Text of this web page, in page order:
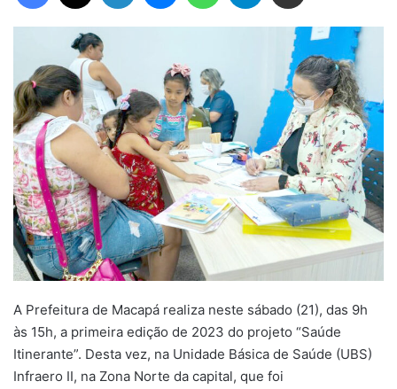
A Prefeitura de Macapá realiza neste sábado (21), das 9h
às 15h, a primeira edição de 2023 do projeto “Saúde
Itinerante”. Desta vez, na Unidade Básica de Saúde (UBS)
Infraero II, na Zona Norte da capital, que foi